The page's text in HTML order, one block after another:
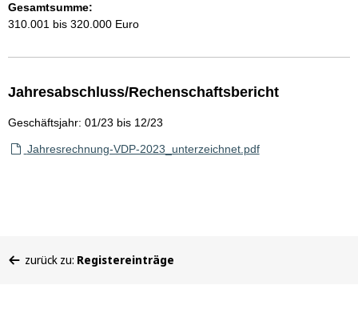
Gesamtsumme:
310.001 bis 320.000 Euro
Jahresabschluss/Rechenschaftsbericht
Geschäftsjahr: 01/23 bis 12/23
Jahresrechnung-VDP-2023_unterzeichnet.pdf
befinden
zurück zu: Registereinträge